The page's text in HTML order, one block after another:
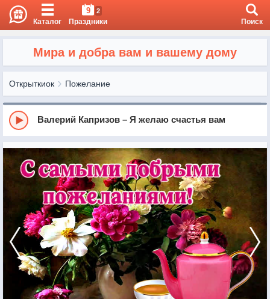
Каталог
9 2
Праздники Поиск
Мира и добра вам и вашему дому
Открыткиок Пожелание
Валерий Капризов – Я желаю счастья вам